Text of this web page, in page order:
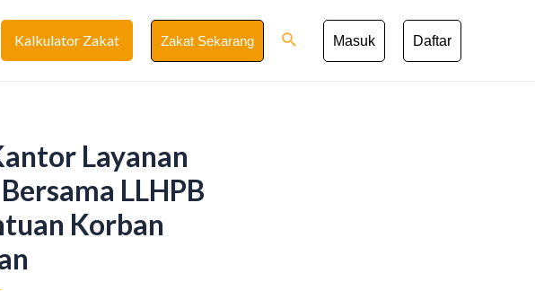
Kalkulator Zakat Zakat Sekarang Search Masuk Daftar
Layanan
LLHPB
Korban